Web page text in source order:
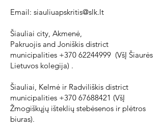
Email: siauliuapskritis@slk.lt
Šiauliai city, Akmenė,
Pakruojis and Joniškis district
municipalities +370 62244999 (VšĮ Šiaurės
Lietuvos kolegija) .
Šiauliai, Kelmė ir Radviliškis district
municipalities +370 67688421 (VšĮ
Žmogiškųjų išteklių stebėsenos ir plėtros
biuras).